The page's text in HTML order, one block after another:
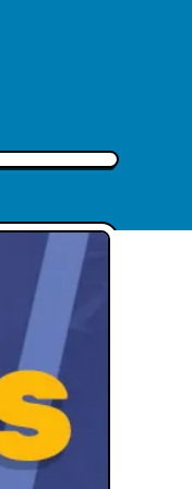
der Popkultur